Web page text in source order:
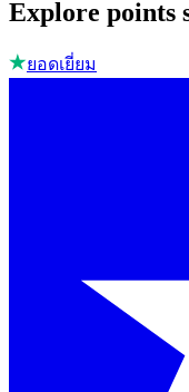
Explore points
ยอดเยี่ยม